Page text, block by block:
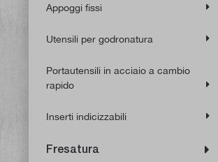
Appoggi fissi
Utensili per godronatura
Portautensili in acciaio a cambio
rapido
Inserti indicizzabili
Fresatura